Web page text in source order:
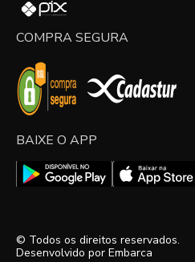
COMPRA SEGURA
BAIXE O APP
© Todos os direitos reservados.
Desenvolvido por Embarca